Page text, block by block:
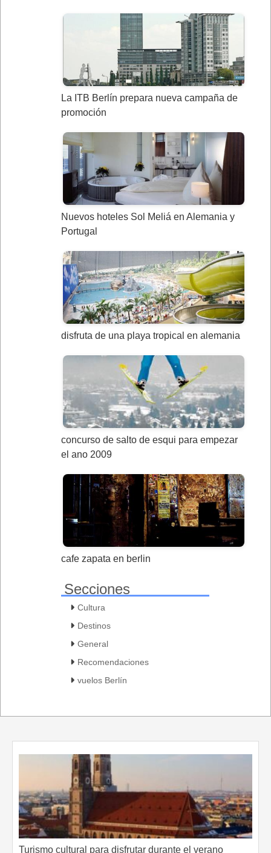
La ITB Berlín prepara nueva campaña de
promoción
Nuevos hoteles Sol Meliá en Alemania y
Portugal
disfruta de una playa tropical en alemania
concurso de salto de esqui para empezar
el ano 2009
cafe zapata en berlin
Secciones
Cultura
Destinos
General
Recomendaciones
vuelos Berlín
Turismo cultural para disfrutar durante el verano